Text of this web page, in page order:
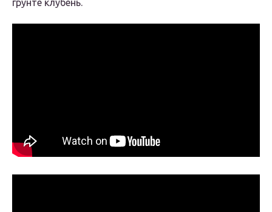
грунте клубень.